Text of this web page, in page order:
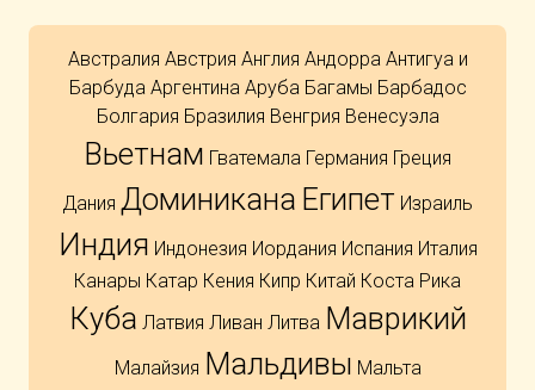
Австралия Австрия Англия Андорра Антигуа и
Барбуда Аргентина Аруба Багамы Барбадос
Болгария Бразилия Венгрия Венесуэла
Вьетнам Гватемала Германия Греция
Дания Доминикана Египет Израиль
Индия Индонезия Иордания Испания Италия
Канары Катар Кения Кипр Китай Коста Рика
Куба Латвия Ливан Литва Маврикий
Малайзия Мальдивы Мальта